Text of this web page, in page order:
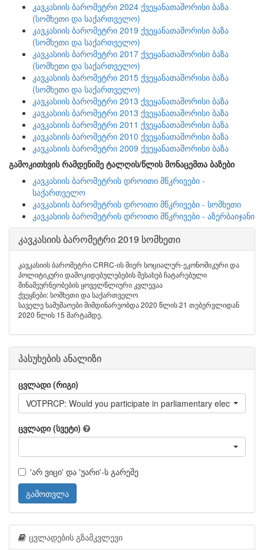
კავკასიის ბარომეტრი 2024 ქვეყანათაშორისი ბაზა
(სომხეთი და საქართველო)
კავკასიის ბარომეტრი 2019 ქვეყანათაშორისი ბაზა
(სომხეთი და საქართველო)
კავკასიის ბარომეტრი 2017 ქვეყანათაშორისი ბაზა
(სომხეთი და საქართველო)
კავკასიის ბარომეტრი 2015 ქვეყანათაშორისი ბაზა
(სომხეთი და საქართველო)
კავკასიის ბარომეტრი 2013 ქვეყანათაშორისი ბაზა
კავკასიის ბარომეტრი 2013 ქვეყანათაშორისი ბაზა
კავკასიის ბარომეტრი 2011 ქვეყანათაშორისი ბაზა
კავკასიის ბარომეტრი 2010 ქვეყანათაშორისი ბაზა
კავკასიის ბარომეტრი 2009 ქვეყანათაშორისი ბაზა
გამოკითხვის რამდენიმე ტალღის/წლის მონაცემთა ბაზები
კავკასიის ბარომეტრის დროითი მწკრივები -
საქართველო
კავკასიის ბარომეტრის დროითი მწკრივები - სომხეთი
კავკასიის ბარომეტრის დროითი მწკრივები - აზერბაიჯანი
კავკასიის ბარომეტრი 2019 სომხეთი
კავკასიის ბარომეტრი CRRC-ის მიერ სოციალურ-ეკონომიკური და
პოლიტიკური დამოკიდებულებების შესახებ ჩატარებული
შინამეურნეობების ყოველწლიური კვლევაა
ქვეყნები: სომხეთი და საქართველო
საველე სამუშაოები მიმდინარეობდა 2020 წლის 21 თებერვლიდან
2020 წლის 15 მარტამდე.
პასუხების ანალიზი
ცვლადი (რიგი)
VOTPRCP: Would you participate in parliamentary elections
ცვლადი (სვეტი)
'არ ვიცი' და 'უარი'-ს გარეშე
გამოთვლა
ცვლადების გზამკვლევი